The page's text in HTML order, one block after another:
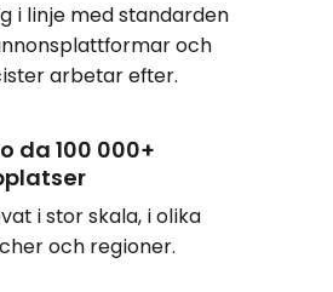
i linje med standarden
och
arbetar efter.
da 100 000+
i stor skala, i olika
och regioner.